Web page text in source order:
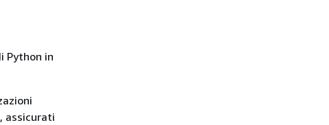
Python in
assicurati